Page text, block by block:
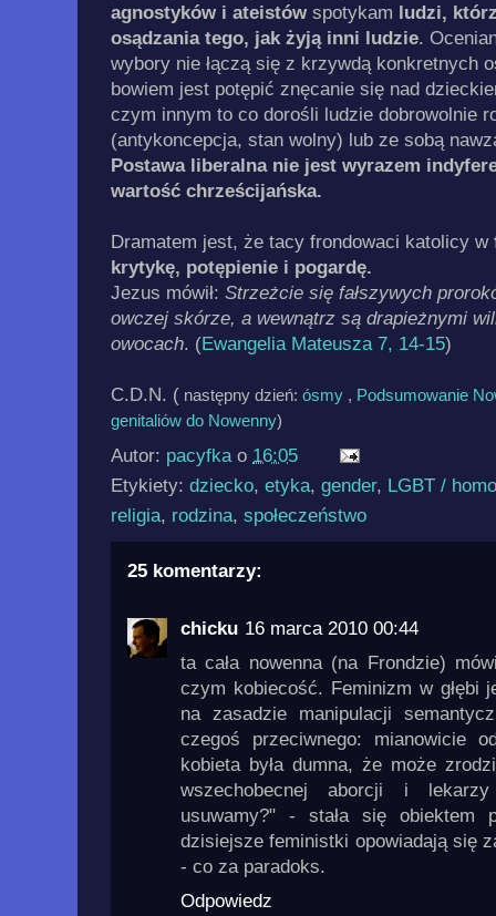
agnostyków i ateistów spotykam ludzi,
osądzania tego, jak żyją inni ludzie.
wybory nie łączą się z krzywdą konkretnych
bowiem jest potępić znęcanie się nad
czym innym to co dorośli ludzie dobrowolnie
(antykoncepcja, stan wolny) lub ze sobą
Postawa liberalna nie jest wyrazem
wartość chrześcijańska.
Dramatem jest, że tacy frondowaci katolicy w
krytykę, potępienie i pogardę.
Jezus mówił: Strzeżcie się fałszywych
owczej skórze, a wewnątrz są drapieżnymi
owocach. (Ewangelia Mateusza 7, 14-15)
C.D.N. ( następny dzień: ósmy , Podsumowanie
genitaliów do Nowenny)
Autor: pacyfka o 16:05
Etykiety: dziecko, etyka, gender, LGBT /
religia, rodzina, społeczeństwo
25 komentarzy:
chicku 16 marca 2010 00:44
ta cała nowenna (na Frondzie)
czym kobiecość. Feminizm w głębi
na zasadzie manipulacji
czegoś przeciwnego: mianowicie
kobieta była dumna, że może
wszechobecnej aborcji i
usuwamy?" - stała się obiektem
dzisiejsze feministki opowiadają się
- co za paradoks.
Odpowiedz